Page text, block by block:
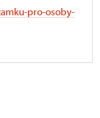
pro-osoby-